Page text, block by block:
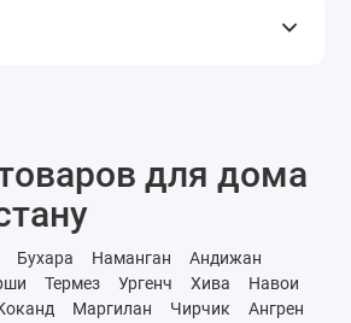
для дома
Бухара Наманган
Андижан
Термез Ургенч Хива
Навои
Маргилан Чирчик
Ангрен